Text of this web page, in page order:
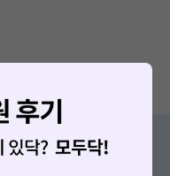
이 있나요?